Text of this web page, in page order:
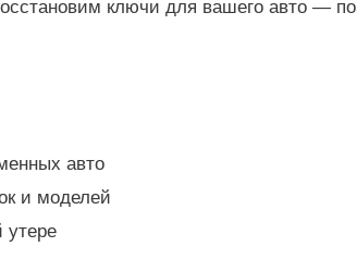
ключи для вашего авто — по
авто
и моделей
утере